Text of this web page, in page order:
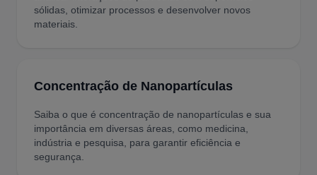
sólidas, otimizar processos e desenvolver novos
materiais.
Concentração de Nanopartículas
Saiba o que é concentração de nanopartículas e sua
importância em diversas áreas, como medicina,
indústria e pesquisa, para garantir eficiência e
segurança.